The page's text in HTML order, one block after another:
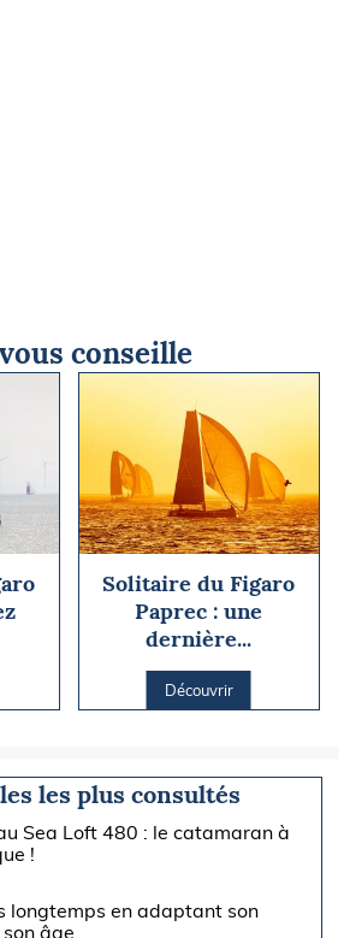
conseille
Solitaire du Figaro
Paprec : une
dernière...
Découvrir
les plus consultés
Sea Loft 480 : le catamaran à
!
longtemps en adaptant son
âge